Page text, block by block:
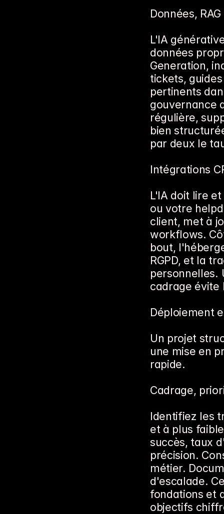
Données,
L'IA
données
Generation,
tickets,
pertinents
gouvernance
régulière,
bien
par deux le
Intégrations
L'IA doit lire
ou votre
client, met à
workflows.
bout,
RGPD, et la
personnelles.
cadrage évite
Déploiement
Un projet
une mise en
rapide.
Cadrage,
Identifiez les
et à plus
succès, taux
précision.
métier.
d'escalade.
fondations et
objectifs